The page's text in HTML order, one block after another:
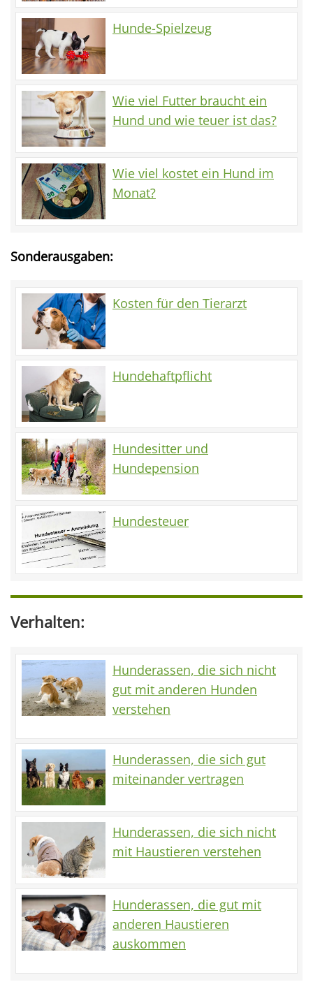
Hunde-Spielzeug
Wie viel Futter braucht ein
Hund und wie teuer ist das?
Wie viel kostet ein Hund im
Monat?
Sonderausgaben:
Kosten für den Tierarzt
Hundehaftpflicht
Hundesitter und
Hundepension
Hundesteuer
Verhalten:
Hunderassen, die sich nicht
gut mit anderen Hunden
verstehen
Hunderassen, die sich gut
miteinander vertragen
Hunderassen, die sich nicht
mit Haustieren verstehen
Hunderassen, die gut mit
anderen Haustieren
auskommen